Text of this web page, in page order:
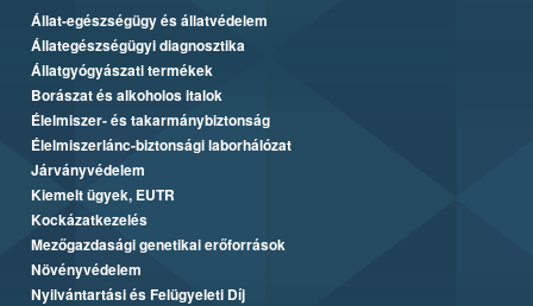
Állat-egészségügy és állatvédelem
Állategészségügyi diagnosztika
Állatgyógyászati termékek
Borászat és alkoholos italok
Élelmiszer- és takarmánybiztonság
Élelmiszerlánc-biztonsági laborhálózat
Járványvédelem
Kiemelt ügyek, EUTR
Kockázatkezelés
Mezőgazdasági genetikai erőforrások
Növényvédelem
Nyilvántartási és Felügyeleti Díj